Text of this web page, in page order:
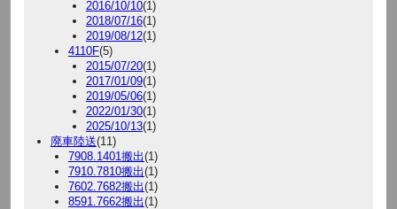
2016/10/10(1)
2018/07/16(1)
2019/08/12(1)
4110F(5)
2015/07/20(1)
2017/01/09(1)
2019/05/06(1)
2022/01/30(1)
2025/10/13(1)
廃車陸送(11)
7908.1401搬出(1)
7910.7810搬出(1)
7602.7682搬出(1)
8591.7662搬出(1)